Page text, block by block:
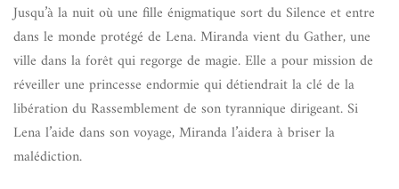
Jusqu’à la nuit où une fille énigmatique sort du Silence et entre
dans le monde protégé de Lena. Miranda vient du Gather, une
ville dans la forêt qui regorge de magie. Elle a pour mission de
réveiller une princesse endormie qui détiendrait la clé de la
libération du Rassemblement de son tyrannique dirigeant. Si
Lena l’aide dans son voyage, Miranda l’aidera à briser la
malédiction.